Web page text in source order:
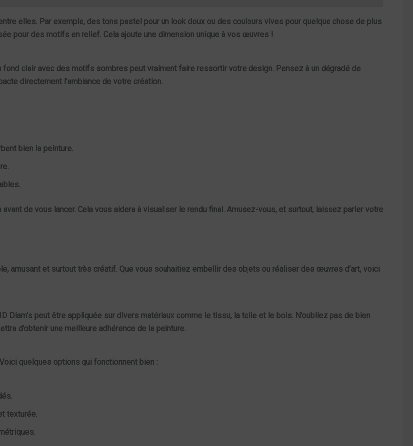
elles. Par exemple, des tons pastel pour un look doux ou des couleurs vives pour quelque chose de plus
pour des motifs en relief. Cela ajoute une dimension unique à vos œuvres !
clair avec des motifs sombres peut vraiment faire ressortir votre design. Pensez à un dégradé de
directement l’ambiance de votre création.
bien la peinture.
de vous lancer. Cela vous aidera à visualiser le rendu final. Amusez-vous, et surtout, laissez parler votre
amusant et surtout très créatif. Que vous souhaitiez embellir des objets ou réaliser des œuvres d’art, voici
Diam’s peut être appliquée sur divers matériaux comme le tissu, la toile et le bois. N’oubliez pas de bien
d’obtenir une meilleure adhérence de la peinture.
quelques options qui fonctionnent bien :
texturée.